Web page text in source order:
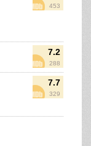
453
7.2
288
7.7
329